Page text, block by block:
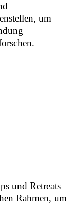
um
und Retreats
Rahmen, um